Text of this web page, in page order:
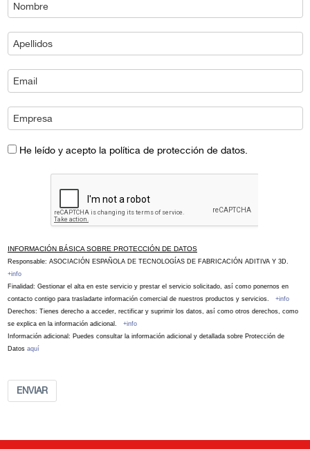
He leído y acepto la política de protección de datos.
INFORMACIÓN BÁSICA SOBRE PROTECCIÓN DE DATOS
Responsable: ASOCIACIÓN ESPAÑOLA DE TECNOLOGÍAS DE FABRICACIÓN ADITIVA Y 3D.
+info
Finalidad: Gestionar el alta en este servicio y prestar el servicio solicitado, así como ponernos en
contacto contigo para trasladarte información comercial de nuestros productos y servicios. +info
Derechos: Tienes derecho a acceder, rectificar y suprimir los datos, así como otros derechos, como
se explica en la información adicional. +info
Información adicional: Puedes consultar la información adicional y detallada sobre Protección de
Datos aquí
ENVIAR